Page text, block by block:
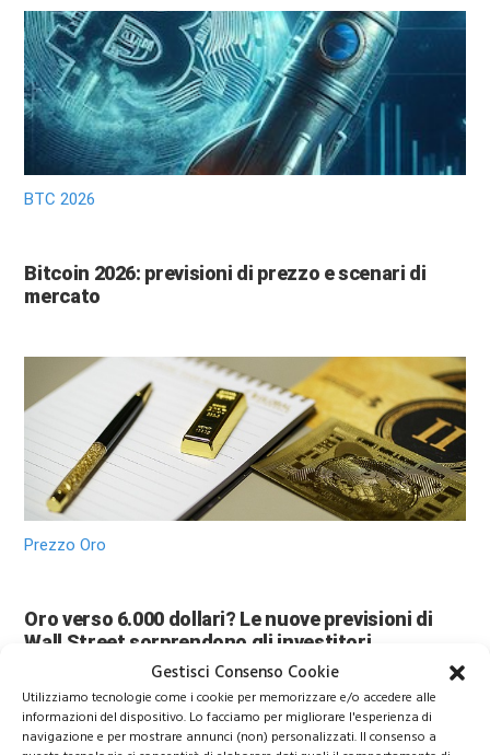
Gestisci Consenso Cookie
Utilizziamo tecnologie come i cookie per memorizzare e/o accedere alle
informazioni del dispositivo. Lo facciamo per migliorare l'esperienza di
navigazione e per mostrare annunci (non) personalizzati. Il consenso a
BTC 2026
Bitcoin 2026: previsioni di prezzo e scenari di
mercato
Prezzo Oro
Oro verso 6.000 dollari? Le nuove previsioni di
Wall Street sorprendono gli investitori